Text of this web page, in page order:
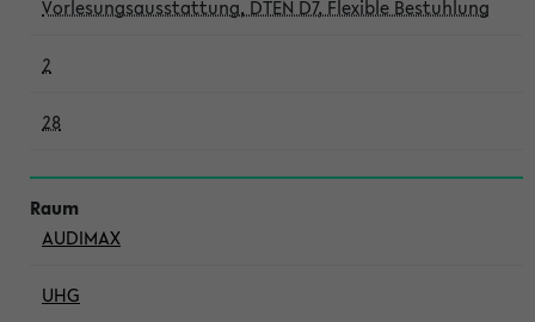
Vorlesungsausstattung, DTEN D7, Flexible Bestuhlung
2
28
AUDIMAX
UHG